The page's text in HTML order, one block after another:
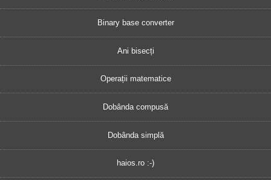
Binary base converter
Ani bisecți
Operații matematice
Dobânda compusă
Dobânda simplă
haios.ro :-)